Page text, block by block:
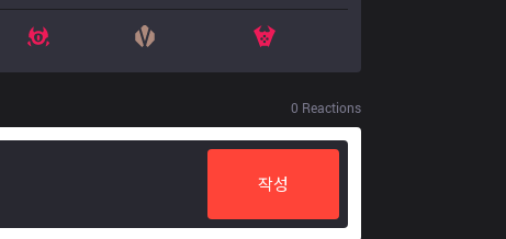
0 Reactions
작성